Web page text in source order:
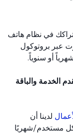
في نظام هاتف
بروتوكول
أو سنوياً.
والباقة
لدينا أن
لكل مستخدم/شهريًا